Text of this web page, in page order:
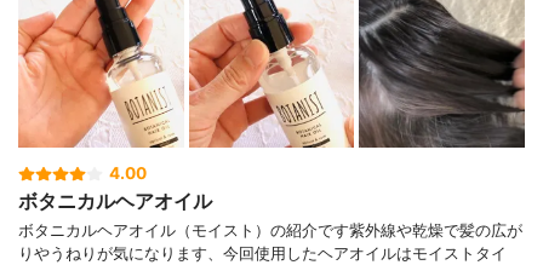
4.00
ボタニカルヘアオイル
ボタニカルヘアオイル（モイスト）の紹介です紫外線や乾燥で髪の広が
りやうねりが気になります、今回使用したヘアオイルはモイストタイ